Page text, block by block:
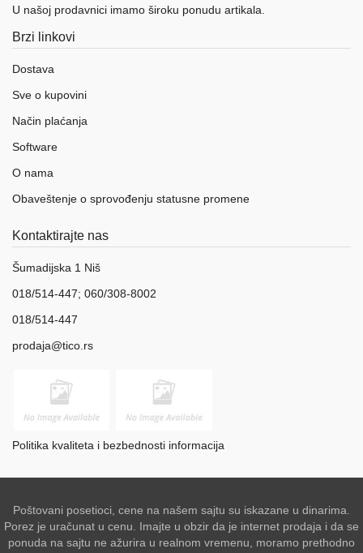
U našoj prodavnici imamo široku ponudu artikala.
Brzi linkovi
Dostava
Sve o kupovini
Način plaćanja
Software
O nama
Obaveštenje o sprovođenju statusne promene
Kontaktirajte nas
Šumadijska 1 Niš
018/514-447; 060/308-8002
018/514-447
prodaja@tico.rs
Politika kvaliteta i bezbednosti informacija
Poštovani posetioci, cene na našem sajtu su iskazane u dinarima.
Porez je uračunat u cenu. Imajte u obzir da je internet prodaja i da se
ponuda na sajtu ne ažurira u realnom vremenu, moramo prethodno